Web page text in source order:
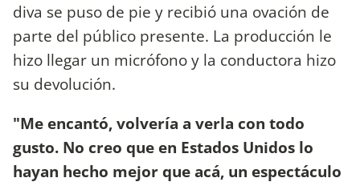
diva se puso de pie y recibió una ovación de
parte del público presente. La producción le
hizo llegar un micrófono y la conductora hizo
su devolución.
"Me encantó, volvería a verla con todo
gusto. No creo que en Estados Unidos lo
hayan hecho mejor que acá, un espectáculo